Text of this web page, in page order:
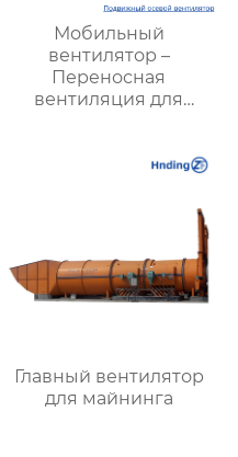
Мобильный
вентилятор –
Переносная
вентиляция для
Главный вентилятор
для майнинга